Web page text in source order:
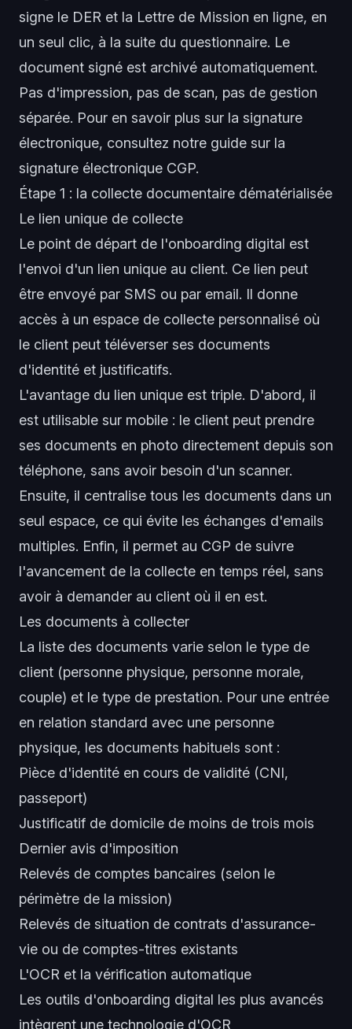
signe le DER et la Lettre de Mission en ligne, en
un seul clic, à la suite du questionnaire. Le
document signé est archivé automatiquement.
Pas d'impression, pas de scan, pas de gestion
séparée. Pour en savoir plus sur la signature
électronique, consultez notre guide sur la
signature électronique CGP.
Étape 1 : la collecte documentaire dématérialisée
Le lien unique de collecte
Le point de départ de l'onboarding digital est
l'envoi d'un lien unique au client. Ce lien peut
être envoyé par SMS ou par email. Il donne
accès à un espace de collecte personnalisé où
le client peut téléverser ses documents
d'identité et justificatifs.
L'avantage du lien unique est triple. D'abord, il
est utilisable sur mobile : le client peut prendre
ses documents en photo directement depuis son
téléphone, sans avoir besoin d'un scanner.
Ensuite, il centralise tous les documents dans un
seul espace, ce qui évite les échanges d'emails
multiples. Enfin, il permet au CGP de suivre
l'avancement de la collecte en temps réel, sans
avoir à demander au client où il en est.
Les documents à collecter
La liste des documents varie selon le type de
client (personne physique, personne morale,
couple) et le type de prestation. Pour une entrée
en relation standard avec une personne
physique, les documents habituels sont :
Pièce d'identité en cours de validité (CNI,
passeport)
Justificatif de domicile de moins de trois mois
Dernier avis d'imposition
Relevés de comptes bancaires (selon le
périmètre de la mission)
Relevés de situation de contrats d'assurance-
vie ou de comptes-titres existants
L'OCR et la vérification automatique
Les outils d'onboarding digital les plus avancés
intègrent une technologie d'OCR